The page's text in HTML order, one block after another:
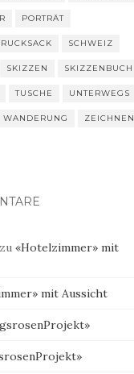
PORTRÄT
RUCKSACK SCHWEIZ
SKIZZEN SKIZZENBUCH
TUSCHE UNTERWEGS
WANDERUNG ZEICHNEN
«Hotelzimmer» mit
mit Aussicht